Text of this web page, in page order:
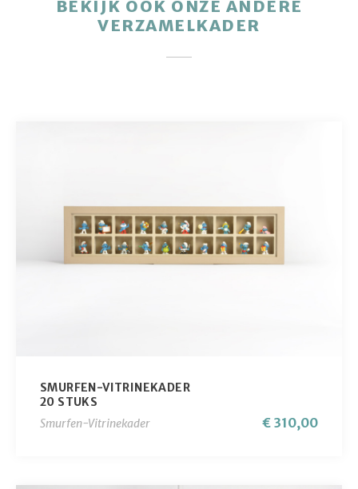
BEKIJK OOK ONZE ANDERE
VERZAMELKADER
SMURFEN-VITRINEKADER
20 STUKS
Smurfen-Vitrinekader
€ 310,00